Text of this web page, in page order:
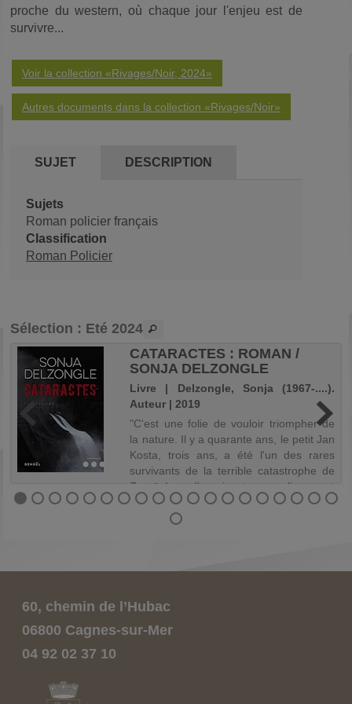
proche du western, où chaque jour l'enjeu est de
survivre...
Voir la collection «Rivages/Noir, 2024»
Autres documents dans la collection «Rivages/Noir»
SUJET DESCRIPTION
Sujets
Roman policier français
Classification
Roman Policier
Sélection : Eté 2024
CATARACTES : ROMAN /
SONJA DELZONGLE
Livre | Delzongle, Sonja (1967-....).
Auteur | 2019
"C'est une folie de vouloir triompher de
la nature. Il y a quarante ans, le petit Jan
Kosta, trois ans, a été l'un des rares
survivants de la terrible catastrophe de
Zavoï. Lors d'un gigantesque glissement
de terrain, ce village d...
60, chemin de l’Hubac
06800 Cagnes-sur-Mer
04 92 02 37 10